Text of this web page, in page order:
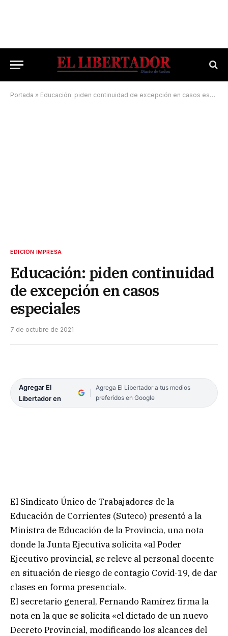
Portada » Educación: piden continuidad de excepción en casos especiales
EDICIÓN IMPRESA
Educación: piden continuidad
de excepción en casos
especiales
7 de octubre de 2021
Agregar El
Libertador en
Agrega El Libertador a tus medios
preferidos en Google
El Sindicato Único de Trabajadores de la
Educación de Corrientes (Suteco) presentó a la
Ministra de Educación de la Provincia, una nota
donde la Junta Ejecutiva solicita «al Poder
Ejecutivo provincial, se releve al personal docente
en situación de riesgo de contagio Covid-19, de dar
clases en forma presencial».
El secretario general, Fernando Ramírez firma la
nota en la que se solicita «el dictado de un nuevo
Decreto Provincial, modificando los alcances del